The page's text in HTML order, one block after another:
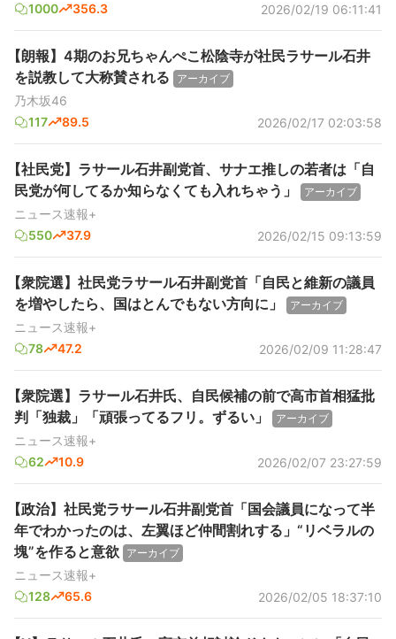
1000
356.3 2026/02/19 06:11:41
【朗報】4期のお兄ちゃんぺこ松陰寺が社民ラサール石井
を説教して大称賛される
アーカイブ
乃木坂46
117
89.5 2026/02/17 02:03:58
【社民党】ラサール石井副党首、サナエ推しの若者は「自
民党が何してるか知らなくても入れちゃう」
アーカイブ
ニュース速報+
550
37.9 2026/02/15 09:13:59
【衆院選】社民党ラサール石井副党首「自民と維新の議員
を増やしたら、国はとんでもない方向に」
アーカイブ
ニュース速報+
78
47.2 2026/02/09 11:28:47
【衆院選】ラサール石井氏、自民候補の前で高市首相猛批
判「独裁」「頑張ってるフリ。ずるい」
アーカイブ
ニュース速報+
62
10.9 2026/02/07 23:27:59
【政治】社民党ラサール石井副党首「国会議員になって半
年でわかったのは、左翼ほど仲間割れする」“リベラルの
塊”を作ると意欲 アーカイブ
ニュース速報+
128
65.6 2026/02/05 18:37:10